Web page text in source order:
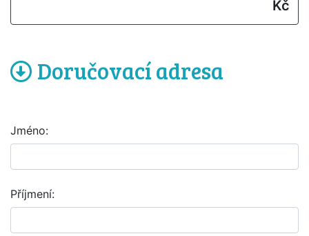
Kč
Doručovací adresa
Jméno:
Příjmení: